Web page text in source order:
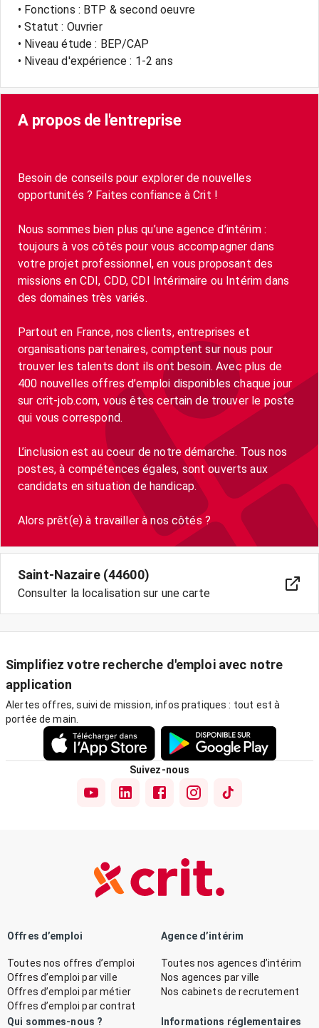
• Fonctions : BTP & second oeuvre
• Statut : Ouvrier
• Niveau étude : BEP/CAP
• Niveau d'expérience : 1-2 ans
A propos de l'entreprise
Besoin de conseils pour explorer de nouvelles
opportunités ? Faites confiance à Crit !
Nous sommes bien plus qu’une agence d’intérim :
toujours à vos côtés pour vous accompagner dans
votre projet professionnel, en vous proposant des
missions en CDI, CDD, CDI Intérimaire ou Intérim dans
des domaines très variés.
Partout en France, nos clients, entreprises et
organisations partenaires, comptent sur nous pour
trouver les talents dont ils ont besoin. Avec plus de
400 nouvelles offres d’emploi disponibles chaque jour
sur crit-job.com, vous êtes certain de trouver le poste
qui vous correspond.
L’inclusion est au coeur de notre démarche. Tous nos
postes, à compétences égales, sont ouverts aux
candidats en situation de handicap.
Alors prêt(e) à travailler à nos côtés ?
Saint-Nazaire (44600)
Consulter la localisation sur une carte
Simplifiez votre recherche d'emploi avec notre
application
Alertes offres, suivi de mission, infos pratiques : tout est à
portée de main.
Suivez-nous
Offres d’emploi
Toutes nos offres d’emploi
Offres d’emploi par ville
Offres d’emploi par métier
Offres d’emploi par contrat
Agence d’intérim
Toutes nos agences d’intérim
Nos agences par ville
Nos cabinets de recrutement
Qui sommes-nous ? Informations réglementaires